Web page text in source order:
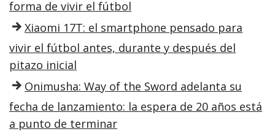
forma de vivir el fútbol
Xiaomi 17T: el smartphone pensado para
vivir el fútbol antes, durante y después del
pitazo inicial
Onimusha: Way of the Sword adelanta su
fecha de lanzamiento: la espera de 20 años está
a punto de terminar